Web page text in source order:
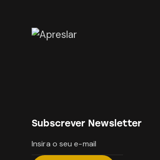
Subscrever Newsletter